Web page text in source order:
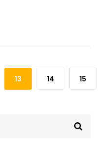
13 14 15